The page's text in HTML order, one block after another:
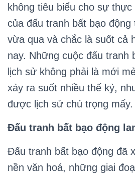
không tiêu biểu cho sự
của đấu tranh bất bạo
vừa qua và chắc là suốt cả
nay. Những cuộc đấu tranh
lịch sử không phải là mới
xảy ra suốt nhiều thế kỷ,
được lịch sử chú trọng mấy.
Đấu tranh bất bạo động
Đấu tranh bất bạo động đã
nền văn hoá, những giai